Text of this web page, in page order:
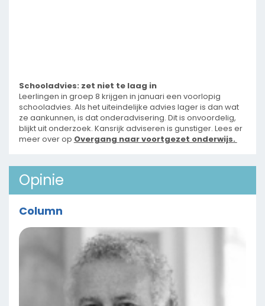
Schooladvies: zet niet te laag in
Leerlingen in groep 8 krijgen in januari een voorlopig
schooladvies. Als het uiteindelijke advies lager is dan wat
ze aankunnen, is dat onderadvisering. Dit is onvoordelig,
blijkt uit onderzoek. Kansrijk adviseren is gunstiger. Lees er
meer over op Overgang naar voortgezet onderwijs.
Opinie
Column